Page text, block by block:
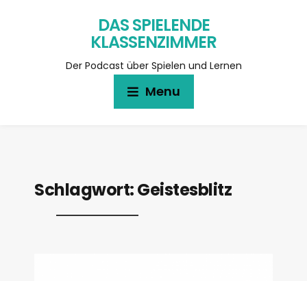
DAS SPIELENDE
KLASSENZIMMER
Der Podcast über Spielen und Lernen
Menu
Schlagwort:Geistesblitz